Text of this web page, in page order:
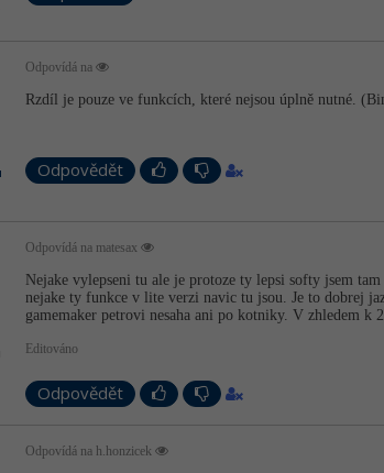
Odpovídá na
Rzdíl je pouze ve funkcích, které nejsou úplně nutné.
Odpovědět
Odpovídá na matesax
Nejake vylepseni tu ale je protoze ty lepsi softy jsem
nejake ty funkce v lite verzi navic tu jsou. Je to dobrej
gamemaker petrovi nesaha ani po kotniky. V zhledem
Editováno
Odpovědět
Odpovídá na h.honzicek